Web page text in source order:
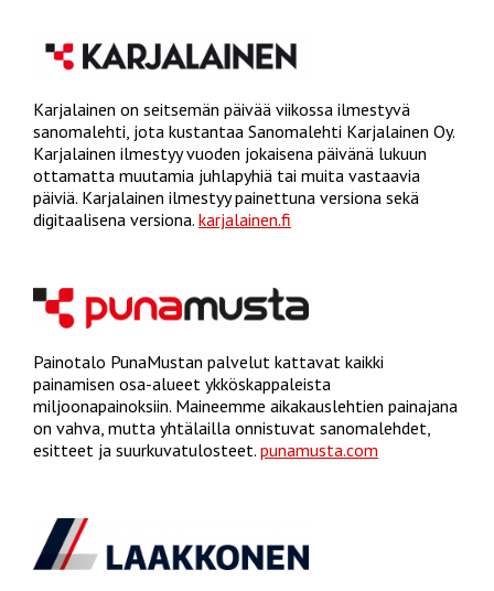
Karjalainen on seitsemän päivää viikossa ilmestyvä
sanomalehti, jota kustantaa Sanomalehti Karjalainen Oy.
Karjalainen ilmestyy vuoden jokaisena päivänä lukuun
ottamatta muutamia juhlapyhiä tai muita vastaavia
päiviä. Karjalainen ilmestyy painettuna versiona sekä
digitaalisena versiona. karjalainen.fi
Painotalo PunaMustan palvelut kattavat kaikki
painamisen osa-alueet ykköskappaleista
miljoonapainoksiin. Maineemme aikakauslehtien painajana
on vahva, mutta yhtälailla onnistuvat sanomalehdet,
esitteet ja suurkuvatulosteet. punamusta.com